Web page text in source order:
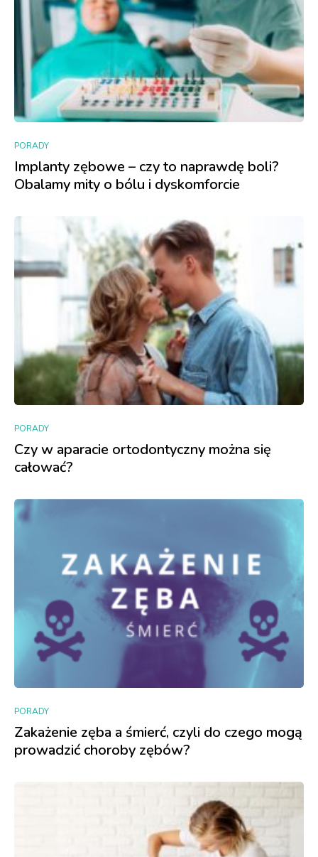
PORADY
Implanty zębowe – czy to naprawdę boli?
Obalamy mity o bólu i dyskomforcie
PORADY
Czy w aparacie ortodontyczny można się
całować?
PORADY
Zakażenie zęba a śmierć, czyli do czego mogą
prowadzić choroby zębów?